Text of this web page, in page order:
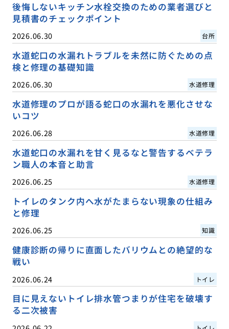
後悔しないキッチン水栓交換のための業者選びと
見積書のチェックポイント
2026.06.30 台所
水道蛇口の水漏れトラブルを未然に防ぐための点
検と修理の基礎知識
2026.06.30 水道修理
水道修理のプロが語る蛇口の水漏れを悪化させな
いコツ
2026.06.28 水道修理
水道蛇口の水漏れを甘く見るなと警告するベテラ
ン職人の本音と助言
2026.06.25 水道修理
トイレのタンク内へ水がたまらない現象の仕組み
と修理
2026.06.25 知識
健康診断の帰りに直面したバリウムとの絶望的な
戦い
2026.06.24 トイレ
目に見えないトイレ排水管つまりが住宅を破壊す
る二次被害